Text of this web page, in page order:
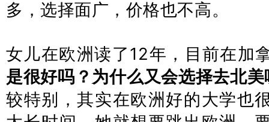
多，选择面广，价格也不高。
女儿在欧洲读了12年，目前在加
是很好吗？为什么又会选择去北美
较特别，其实在欧洲好的大学也